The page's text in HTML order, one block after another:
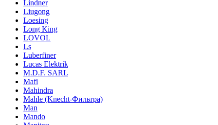
Lindner
Liugong
Loesing
Long King
LOVOL
Ls
Luberfiner
Lucas Elektrik
M.D.F. SARL
Mafi
Mahindra
Mahle (Knecht-Фильтра)
Man
Mando